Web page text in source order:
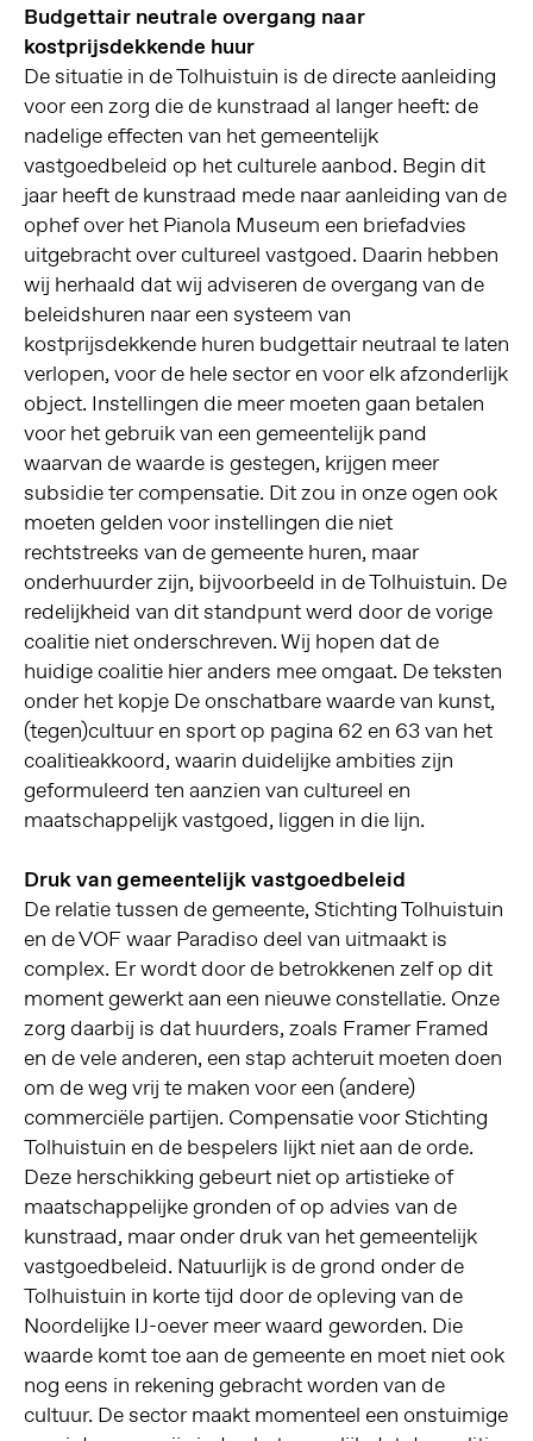
Budgettair neutrale overgang naar
kostprijsdekkende huur
De situatie in de Tolhuistuin is de directe aanleiding
voor een zorg die de kunstraad al langer heeft: de
nadelige effecten van het gemeentelijk
vastgoedbeleid op het culturele aanbod. Begin dit
jaar heeft de kunstraad mede naar aanleiding van de
ophef over het Pianola Museum een briefadvies
uitgebracht over cultureel vastgoed. Daarin hebben
wij herhaald dat wij adviseren de overgang van de
beleidshuren naar een systeem van
kostprijsdekkende huren budgettair neutraal te laten
verlopen, voor de hele sector en voor elk afzonderlijk
object. Instellingen die meer moeten gaan betalen
voor het gebruik van een gemeentelijk pand
waarvan de waarde is gestegen, krijgen meer
subsidie ter compensatie. Dit zou in onze ogen ook
moeten gelden voor instellingen die niet
rechtstreeks van de gemeente huren, maar
onderhuurder zijn, bijvoorbeeld in de Tolhuistuin. De
redelijkheid van dit standpunt werd door de vorige
coalitie niet onderschreven. Wij hopen dat de
huidige coalitie hier anders mee omgaat. De teksten
onder het kopje De onschatbare waarde van kunst,
(tegen)cultuur en sport op pagina 62 en 63 van het
coalitieakkoord, waarin duidelijke ambities zijn
geformuleerd ten aanzien van cultureel en
maatschappelijk vastgoed, liggen in die lijn.
Druk van gemeentelijk vastgoedbeleid
De relatie tussen de gemeente, Stichting Tolhuistuin
en de VOF waar Paradiso deel van uitmaakt is
complex. Er wordt door de betrokkenen zelf op dit
moment gewerkt aan een nieuwe constellatie. Onze
zorg daarbij is dat huurders, zoals Framer Framed
en de vele anderen, een stap achteruit moeten doen
om de weg vrij te maken voor een (andere)
commerciële partijen. Compensatie voor Stichting
Tolhuistuin en de bespelers lijkt niet aan de orde.
Deze herschikking gebeurt niet op artistieke of
maatschappelijke gronden of op advies van de
kunstraad, maar onder druk van het gemeentelijk
vastgoedbeleid. Natuurlijk is de grond onder de
Tolhuistuin in korte tijd door de opleving van de
Noordelijke IJ-oever meer waard geworden. Die
waarde komt toe aan de gemeente en moet niet ook
nog eens in rekening gebracht worden van de
cultuur. De sector maakt momenteel een onstuimige